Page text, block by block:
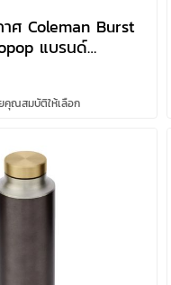
ศ Coleman Burst
แบรนด์
คุณสมบัติให้เลือก